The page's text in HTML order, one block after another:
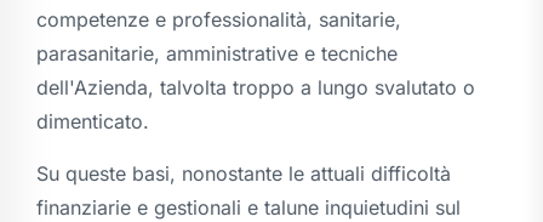
competenze e professionalità, sanitarie,
parasanitarie, amministrative e tecniche
dell'Azienda, talvolta troppo a lungo svalutato o
dimenticato.
Su queste basi, nonostante le attuali difficoltà
finanziarie e gestionali e talune inquietudini sul